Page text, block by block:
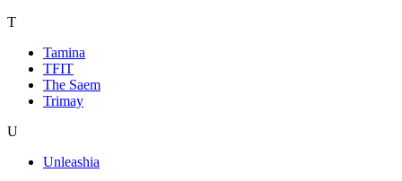
T
Tamina
TFIT
The Saem
Trimay
U
Unleashia